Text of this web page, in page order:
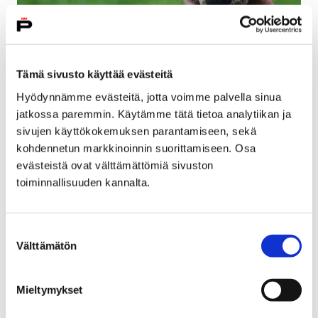
Tämä sivusto käyttää evästeitä
Hyödynnämme evästeitä, jotta voimme palvella sinua
jatkossa paremmin. Käytämme tätä tietoa analytiikan ja
sivujen käyttökokemuksen parantamiseen, sekä
kohdennetun markkinoinnin suorittamiseen. Osa
evästeistä ovat välttämättömiä sivuston
toiminnallisuuden kannalta.
valinta
Välttämätön
Mieltymykset
Vastaa kyselyyn lasten, nuorten ja perheiden
palveluista Satakunnassa
23 maaliskuun, 2018
tarpeita. Ensisijaista uudistuksessa on lapsen etu ja